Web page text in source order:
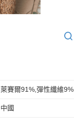
萊賽爾91%,彈性纖維9%
中國